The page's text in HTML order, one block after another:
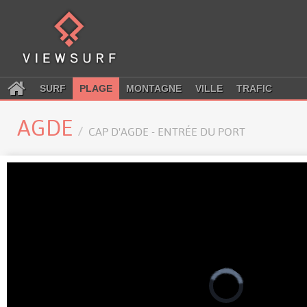
SURF PLAGE MONTAGNE VILLE TRAFIC
AGDE CAP D'AGDE - ENTRÉE DU PORT